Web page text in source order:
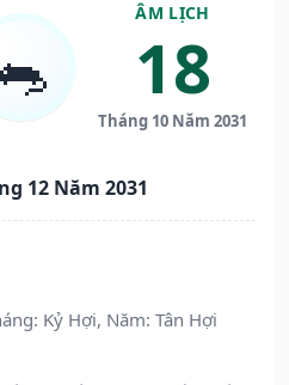
ÂM LỊCH
18
Tháng 10 Năm 2031
12 Năm 2031
Kỷ Hợi, Năm: Tân Hợi